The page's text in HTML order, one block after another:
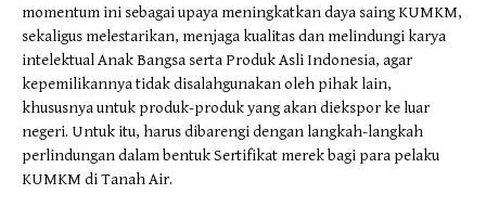
momentum ini sebagai upaya meningkatkan daya saing KUMKM,
sekaligus melestarikan, menjaga kualitas dan melindungi karya
intelektual Anak Bangsa serta Produk Asli Indonesia, agar
kepemilikannya tidak disalahgunakan oleh pihak lain,
khususnya untuk produk-produk yang akan diekspor ke luar
negeri. Untuk itu, harus dibarengi dengan langkah-langkah
perlindungan dalam bentuk Sertifikat merek bagi para pelaku
KUMKM di Tanah Air.